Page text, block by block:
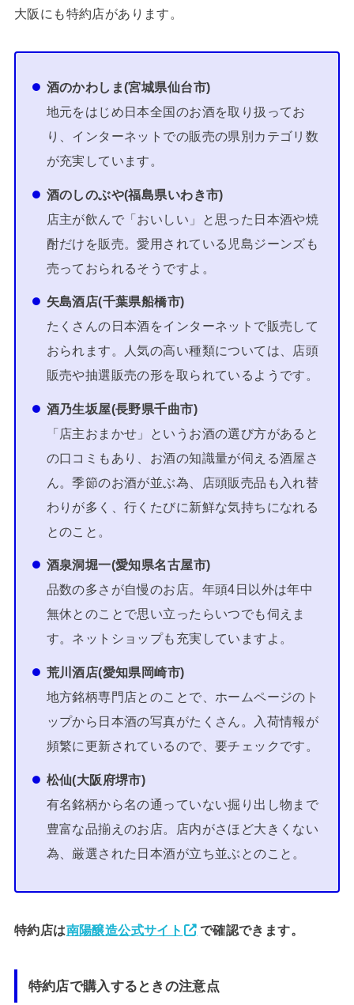
大阪にも特約店があります。
酒のかわしま(宮城県仙台市)
地元をはじめ日本全国のお酒を取り扱ってお
り、インターネットでの販売の県別カテゴリ数
が充実しています。
酒のしのぶや(福島県いわき市)
店主が飲んで「おいしい」と思った日本酒や焼
酎だけを販売。愛用されている児島ジーンズも
売っておられるそうですよ。
矢島酒店(千葉県船橋市)
たくさんの日本酒をインターネットで販売して
おられます。人気の高い種類については、店頭
販売や抽選販売の形を取られているようです。
酒乃生坂屋(長野県千曲市)
「店主おまかせ」というお酒の選び方があると
の口コミもあり、お酒の知識量が伺える酒屋さ
ん。季節のお酒が並ぶ為、店頭販売品も入れ替
わりが多く、行くたびに新鮮な気持ちになれる
とのこと。
酒泉洞堀一(愛知県名古屋市)
品数の多さが自慢のお店。年頭4日以外は年中
無休とのことで思い立ったらいつでも伺えま
す。ネットショップも充実していますよ。
荒川酒店(愛知県岡崎市)
地方銘柄専門店とのことで、ホームページのト
ップから日本酒の写真がたくさん。入荷情報が
頻繁に更新されているので、要チェックです。
松仙(大阪府堺市)
有名銘柄から名の通っていない掘り出し物まで
豊富な品揃えのお店。店内がさほど大きくない
為、厳選された日本酒が立ち並ぶとのこと。
特約店は南陽醸造公式サイト で確認できます。
特約店で購入するときの注意点